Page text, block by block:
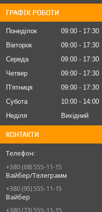
ГРАФІК РОБОТИ
Понеділок 09:00
17:30
Вівторок
09:00
17:30
Середа
09:00
17:30
Четвер
09:00
17:30
Пʼятниця
09:00
17:30
Субота
10:00
14:00
Неділя
Вихідний
КОНТАКТИ
+380 (68) 555-11-15
Вайбер/Телеграмм
+380 (95) 555-11-15
Вайбер
+380 (73) 555-11-15